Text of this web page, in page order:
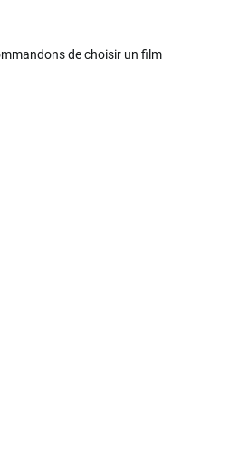
de choisir un film